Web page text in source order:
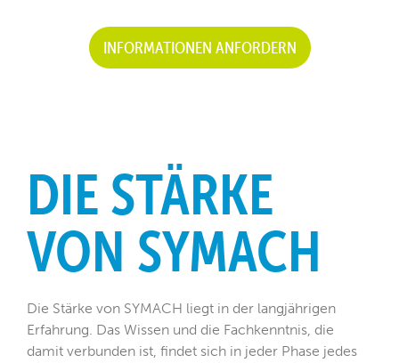
INFORMATIONEN ANFORDERN
DIE STÄRKE
VON SYMACH
Die Stärke von SYMACH liegt in der langjährigen
Erfahrung. Das Wissen und die Fachkenntnis, die
damit verbunden ist, findet sich in jeder Phase jedes